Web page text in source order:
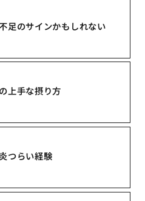
足のサインかもしれない
上手な摂り方
つらい経験